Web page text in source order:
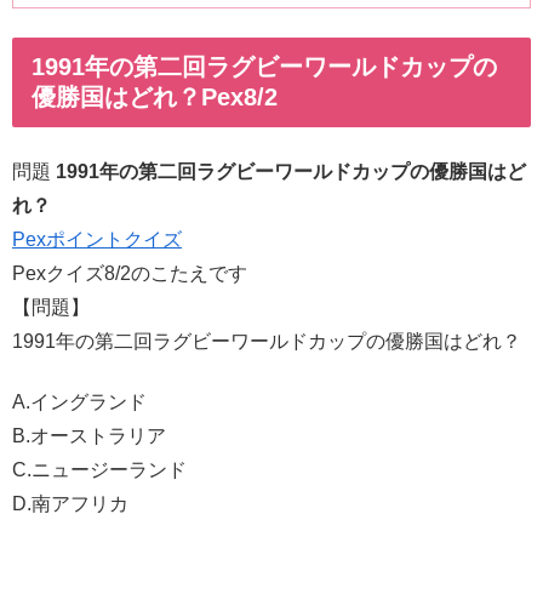
1991年の第二回ラグビーワールドカップの
優勝国はどれ？Pex8/2
問題 1991年の第二回ラグビーワールドカップの優勝国はど
れ？
Pexポイントクイズ
Pexクイズ8/2のこたえです
【問題】
1991年の第二回ラグビーワールドカップの優勝国はどれ？
A.イングランド
B.オーストラリア
C.ニュージーランド
D.南アフリカ